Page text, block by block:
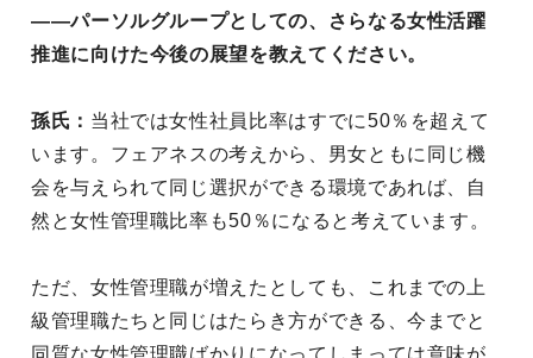
——パーソルグループとしての、さらなる女性活躍
推進に向けた今後の展望を教えてください。
孫氏： 当社では女性社員比率はすでに50％を超えて
います。フェアネスの考えから、男女ともに同じ機
会を与えられて同じ選択ができる環境であれば、自
然と女性管理職比率も50％になると考えています。
ただ、女性管理職が増えたとしても、これまでの上
級管理職たちと同じはたらき方ができる、今までと
同質な女性管理職ばかりになってしまっては意味が